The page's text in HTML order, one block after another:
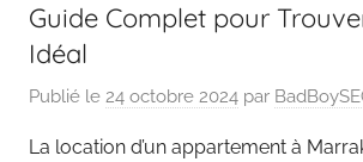
Guide Complet pour
Idéal
Publié le 24 octobre 2024 par
La location d’un appartement à